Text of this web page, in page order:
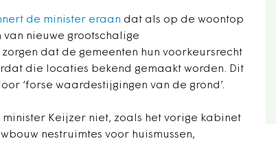
de minister eraan dat als op de woontop
nieuwe grootschalige
dat de gemeenten hun voorkeursrecht
die locaties bekend gemaakt worden. Dit
‘forse waardestijgingen van de grond’.
Keijzer niet, zoals het vorige kabinet
nestruimtes voor huismussen,